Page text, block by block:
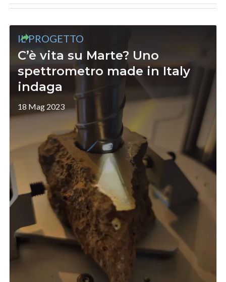
IL PROGETTO
C’è vita su Marte? Uno
spettrometro made in Italy
indaga
18 Mag 2023